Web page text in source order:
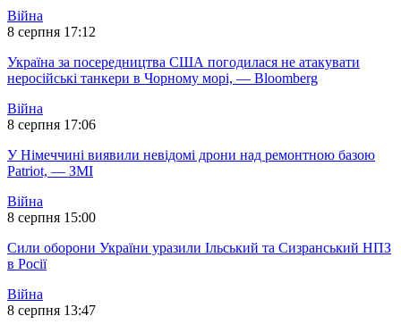
Війна
8 серпня 17:12
Україна за посередництва США погодилася не атакувати
неросійські танкери в Чорному морі, — Bloomberg
Війна
8 серпня 17:06
У Німеччині виявили невідомі дрони над ремонтною базою
Patriot, — ЗМІ
Війна
8 серпня 15:00
Сили оборони України уразили Ільський та Сизранський НПЗ
в Росії
Війна
8 серпня 13:47